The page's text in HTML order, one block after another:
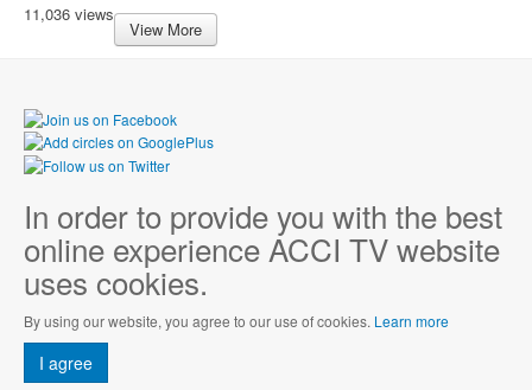
11,036 views
View More
In order to provide you with the best
online experience ACCI TV website
uses cookies.
By using our website, you agree to our use of cookies. Learn more
I agree